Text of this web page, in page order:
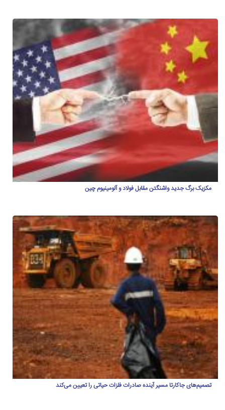
مکزیک برگ جدید واشنگتن مقابل فولاد و آلومینیوم چین
تصمیم‌های جاکارتا مسیر آینده صادرات فلزات حیاتی را تعیین می‌کند